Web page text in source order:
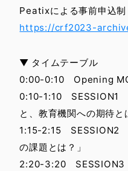
Peatixによる事前申込制
https://crf2023-
▼ タイムテーブル
0:00-0:10 Opening
0:10-1:10 SESSION1
と、教育機関への期待と
1:15-2:15 SESSION2
の課題とは？」
2:20-3:20 SESSION3